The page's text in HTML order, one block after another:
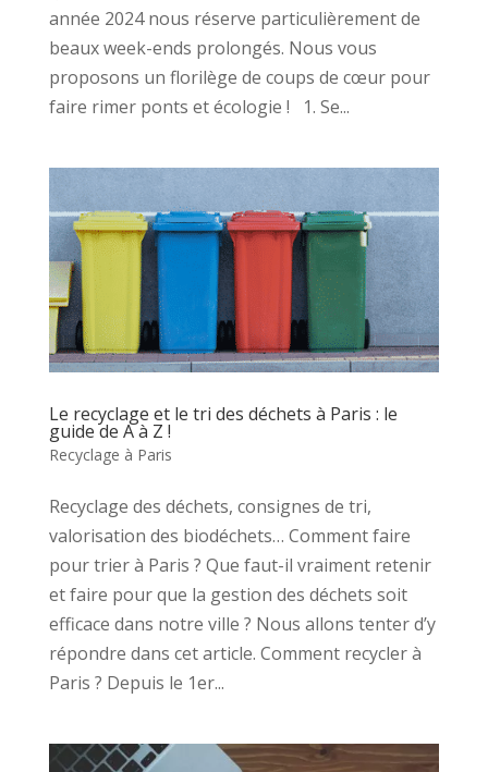
année 2024 nous réserve particulièrement de
beaux week-ends prolongés. Nous vous
proposons un florilège de coups de cœur pour
faire rimer ponts et écologie ! 1. Se...
Le recyclage et le tri des déchets à Paris : le
guide de A à Z !
Recyclage à Paris
Recyclage des déchets, consignes de tri,
valorisation des biodéchets… Comment faire
pour trier à Paris ? Que faut-il vraiment retenir
et faire pour que la gestion des déchets soit
efficace dans notre ville ? Nous allons tenter d’y
répondre dans cet article. Comment recycler à
Paris ? Depuis le 1er...